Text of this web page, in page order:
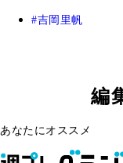
吉岡里帆
編
あなたにオススメ